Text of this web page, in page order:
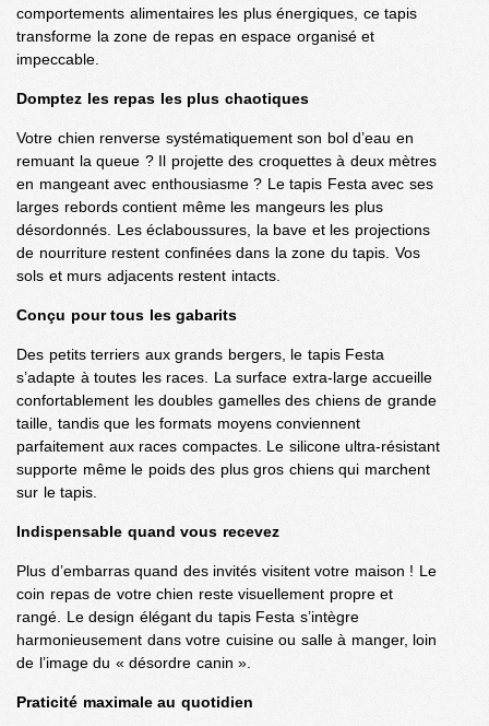
comportements alimentaires les plus énergiques, ce tapis
transforme la zone de repas en espace organisé et
impeccable.
Domptez les repas les plus chaotiques
Votre chien renverse systématiquement son bol d’eau en
remuant la queue ? Il projette des croquettes à deux mètres
en mangeant avec enthousiasme ? Le tapis Festa avec ses
larges rebords contient même les mangeurs les plus
désordonnés. Les éclaboussures, la bave et les projections
de nourriture restent confinées dans la zone du tapis. Vos
sols et murs adjacents restent intacts.
Conçu pour tous les gabarits
Des petits terriers aux grands bergers, le tapis Festa
s’adapte à toutes les races. La surface extra-large accueille
confortablement les doubles gamelles des chiens de grande
taille, tandis que les formats moyens conviennent
parfaitement aux races compactes. Le silicone ultra-résistant
supporte même le poids des plus gros chiens qui marchent
sur le tapis.
Indispensable quand vous recevez
Plus d’embarras quand des invités visitent votre maison ! Le
coin repas de votre chien reste visuellement propre et
rangé. Le design élégant du tapis Festa s’intègre
harmonieusement dans votre cuisine ou salle à manger, loin
de l’image du « désordre canin ».
Praticité maximale au quotidien